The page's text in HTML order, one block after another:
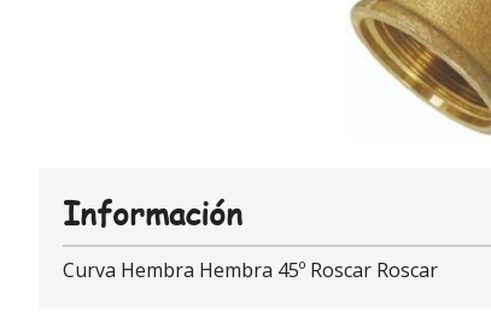
Información
Curva Hembra Hembra 45º Roscar Roscar